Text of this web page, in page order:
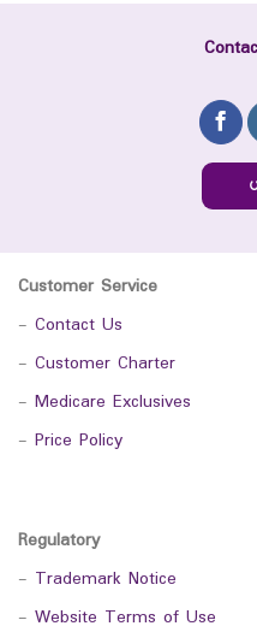
Customer Service
- Contact Us
- Customer Charter
- Medicare Exclusives
- Price Policy
Regulatory
- Trademark Notice
- Website Terms of Use